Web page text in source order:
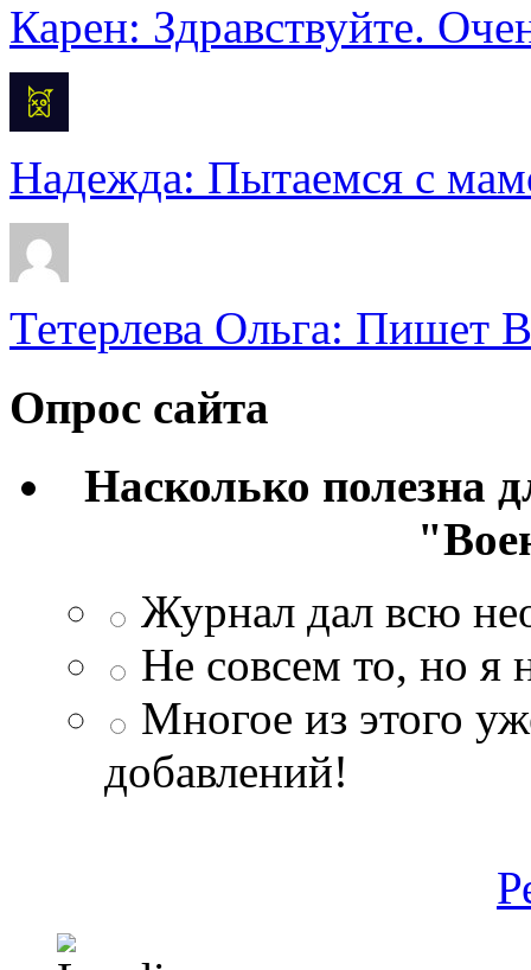
Карен: Здравствуйте.
Надежда: Пытаемся с
Тетерлева Ольга: Пишет
Опрос сайта
Насколько полезна
Журнал дал всю
Не совсем то, но я
Многое из этого
добавлений!